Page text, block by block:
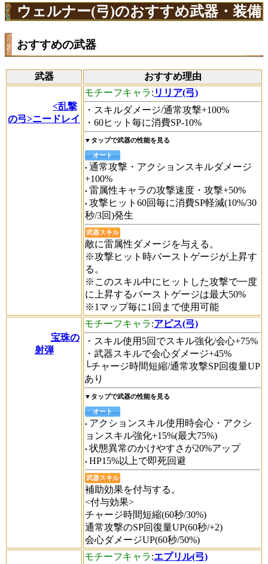
ウェルナー(弓)のおすすめ武器・装備
おすすめの武器
武器 おすすめ理由
<乱撃
の弓>ニードレイ
モチーフキャラ: リリア(弓)
・スキルダメージ/通常攻撃+100%
・60ヒット毎に消費SP-10%
▼タップで武器の性能を見る
オート
通常攻撃・アクションスキルダメージ
+100%
雷属性キャラの攻撃速度・攻撃+50%
攻撃ヒット60回毎に消費SP軽減(10%/30
秒/3回)発生
武器スキル
敵に雷属性ダメージを与える。
※攻撃ヒット時バーストゲージが上昇す
る。
※このスキル中にヒットした攻撃で一度
に上昇するバーストゲージは最大50%
※1マップ毎に1回まで使用可能
宝珠の
射弾
モチーフキャラ:アピス(弓)
・スキル使用5回でスキル強化/会心+75%
・武器スキルで会心ダメージ+45%
└チャージ時間短縮/通常攻撃SP回復量UP
あり
▼タップで武器の性能を見る
オート
アクションスキル使用時会心・アクシ
ョンスキル強化+15%(最大75%)
状態異常のかけやすさが20%アップ
HP15%以上で即死回避
武器スキル
補助効果を付与する。
<付与効果>
チャージ時間短縮(60秒/30%)
通常攻撃のSP回復量UP(60秒/+2)
会心ダメージUP(60秒/50%)
モチーフキャラ:エプリル(弓)